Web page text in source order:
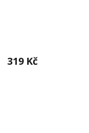
319 Kč